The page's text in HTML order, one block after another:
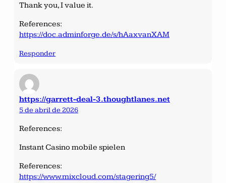
Thank you, I value it.
References:
https://doc.adminforge.de/s/hAaxvanXAM
Responder
https://garrett-deal-3.thoughtlanes.net
5 de abril de 2026
References:
Instant Casino mobile spielen
References:
https://www.mixcloud.com/stagering5/